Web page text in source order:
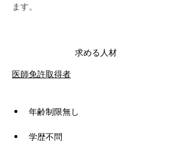
ます。
求める人材
医師免許取得者
年齢制限無し
学歴不問